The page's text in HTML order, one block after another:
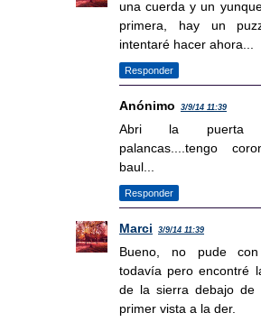
una cuerda y un
primera, hay un
intentaré hacer ahora...
Responder
Anónimo 3/9/14 11:39
Abri la
palancas....tengo
baul...
Responder
Marci 3/9/14 11:39
Bueno, no pude
todavía pero encontré
de la sierra debajo de
primer vista a la der.